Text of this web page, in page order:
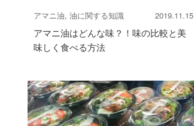
アマニ油, 油に関する知識 2019.11.15
アマニ油はどんな味？！味の比較と美
味しく食べる方法